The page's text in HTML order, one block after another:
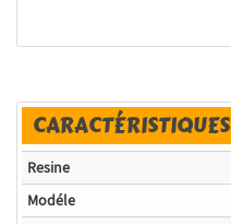
CARACTÉRISTIQUES
Resine
Modéle